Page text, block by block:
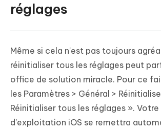
réglages
Même si cela n'est pas toujours
réinitialiser tous les réglages peut
office de solution miracle. Pour ce
les Paramètres > Général >
Réinitialiser tous les réglages ».
d'exploitation iOS se remettra